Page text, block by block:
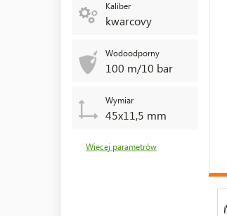
Kaliber
kwarcovy
Wodoodporny
100 m/10 bar
Wymiar
45x11,5 mm
Więcej parametrów